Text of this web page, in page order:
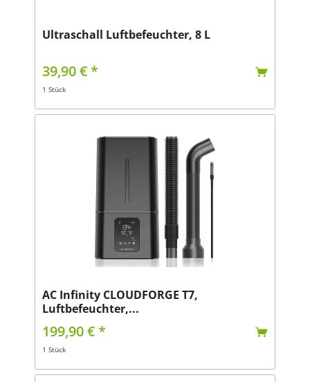
Ultraschall Luftbefeuchter, 8 L
39,90 € *
1 Stück
AC Infinity CLOUDFORGE T7,
Luftbefeuchter,...
199,90 € *
1 Stück